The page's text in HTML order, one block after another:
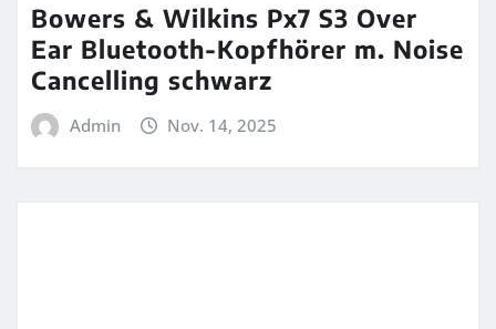
Bowers & Wilkins Px7 S3 Over
Ear Bluetooth-Kopfhörer m. Noise
Cancelling schwarz
Admin Nov. 14, 2025